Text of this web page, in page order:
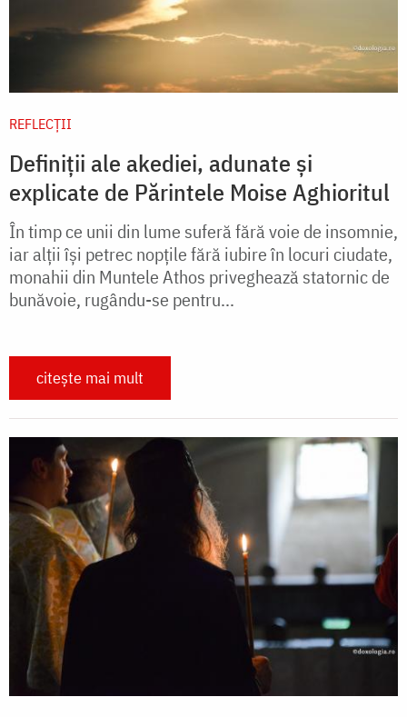
REFLECȚII
Definiții ale akediei, adunate și
explicate de Părintele Moise Aghioritul
În timp ce unii din lume suferă fără voie de insomnie,
iar alţii îşi petrec nopţile fără iubire în locuri ciudate,
monahii din Muntele Athos priveghează statornic de
bunăvoie, rugându-se pentru...
citește mai mult